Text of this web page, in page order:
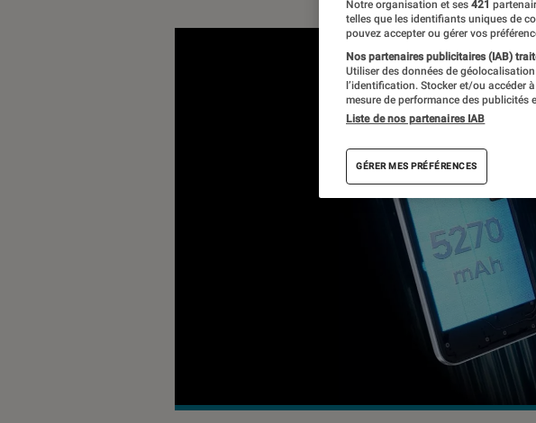
Notre organisation et ses 421
telles que les identifiants uniques de
pouvez accepter ou gérer vos
Nos partenaires publicitaires (IAB)
Utiliser des données de
l’identification. Stocker et/ou accéder
mesure de performance des publicités
Liste de nos partenaires IAB
GÉRER MES PRÉFÉRENCES